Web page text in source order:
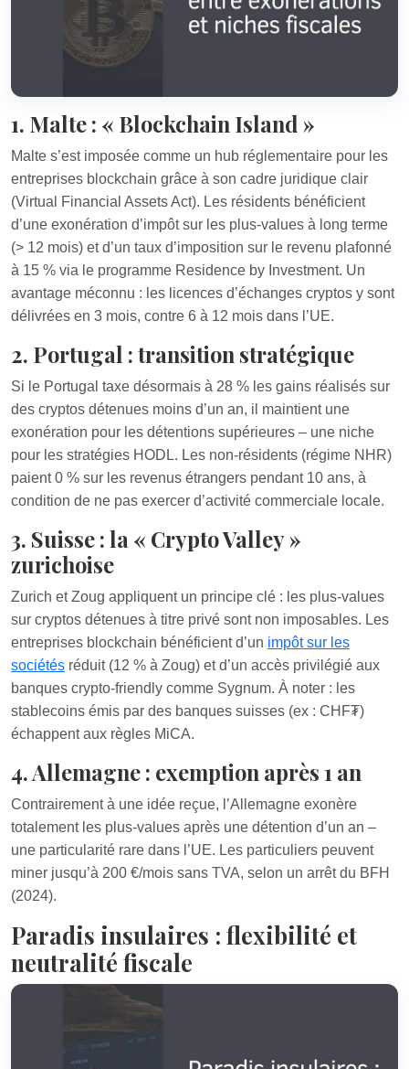
1. Malte : « Blockchain Island »
Malte s’est imposée comme un hub réglementaire pour les
entreprises blockchain grâce à son cadre juridique clair
(Virtual Financial Assets Act). Les résidents bénéficient
d’une exonération d’impôt sur les plus-values à long terme
(> 12 mois) et d’un taux d’imposition sur le revenu plafonné
à 15 % via le programme Residence by Investment. Un
avantage méconnu : les licences d’échanges cryptos y sont
délivrées en 3 mois, contre 6 à 12 mois dans l’UE.
2. Portugal : transition stratégique
Si le Portugal taxe désormais à 28 % les gains réalisés sur
des cryptos détenues moins d’un an, il maintient une
exonération pour les détentions supérieures – une niche
pour les stratégies HODL. Les non-résidents (régime NHR)
paient 0 % sur les revenus étrangers pendant 10 ans, à
condition de ne pas exercer d’activité commerciale locale.
3. Suisse : la « Crypto Valley »
zurichoise
Zurich et Zoug appliquent un principe clé : les plus-values
sur cryptos détenues à titre privé sont non imposables. Les
entreprises blockchain bénéficient d’un impôt sur les
sociétés réduit (12 % à Zoug) et d’un accès privilégié aux
banques crypto-friendly comme Sygnum. À noter : les
stablecoins émis par des banques suisses (ex : CHF₮)
échappent aux règles MiCA.
4. Allemagne : exemption après 1 an
Contrairement à une idée reçue, l’Allemagne exonère
totalement les plus-values après une détention d’un an –
une particularité rare dans l’UE. Les particuliers peuvent
miner jusqu’à 200 €/mois sans TVA, selon un arrêt du BFH
(2024).
Paradis insulaires : flexibilité et
neutralité fiscale